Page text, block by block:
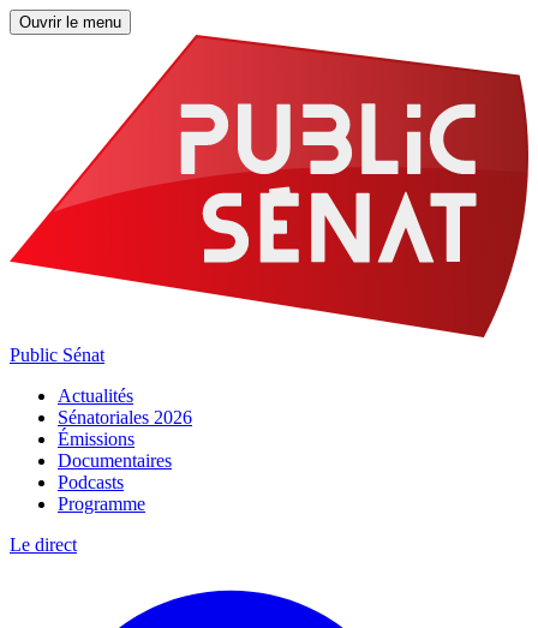
Ouvrir le menu
Public Sénat
Actualités
Sénatoriales 2026
Émissions
Documentaires
Podcasts
Programme
Le direct